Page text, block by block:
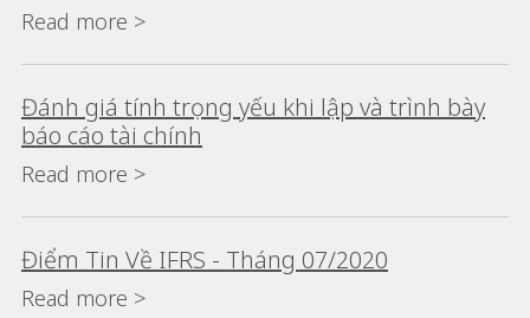
Read more >
Đánh giá tính trọng yếu khi lập và trình bày
báo cáo tài chính
Read more >
Điểm Tin Về IFRS - Tháng 07/2020
Read more >